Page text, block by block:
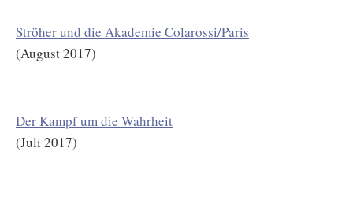
Ströher und die Akademie Colarossi/Paris
(August 2017)
Der Kampf um die Wahrheit
(Juli 2017)